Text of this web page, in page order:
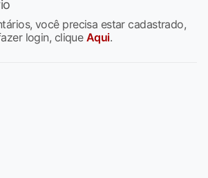
você precisa estar cadastrado,
login, clique Aqui.